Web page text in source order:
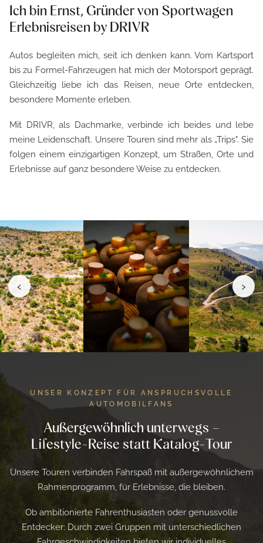
Ich bin Ernst, Gründer von Sportwagen
Erlebnisreisen by DRIVR
Autos begleiten mich, seit ich denken kann. Vom Kartsport
bis zu Formel-Fahrzeugen hat mich der Motorsport geprägt.
Gleichzeitig liebe ich das Reisen, neue Orte entdecken,
besondere Momente erleben.
Mit DRIVR, als Dachmarke, verbinde ich beides und lebe
meine Leidenschaft. Unsere Touren sind mehr als „Trips". Sie
folgen einem einzigartigen Konzept, um Straßen, Orte und
Erlebnisse auf ganz besondere Weise zu entdecken.
‹ ›
UNSER KONZEPT FÜR ANSPRUCHSVOLLE
AUTOMOBILFANS
Außergewöhnlich unterwegs –
Lifestyle-Reise statt Katalog-Tour
Unsere Touren verbinden Fahrspaß mit außergewöhnlichem
Rahmenprogramm, für Erlebnisse, die bleiben.
Ob ambitionierte Fahrenthusiasten oder genussvolle
Entdecker: Durch zwei Gruppen mit unterschiedlichen